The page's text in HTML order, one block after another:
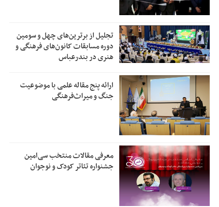
تجلیل از بر‌ترین‌های چهل و سومین
دوره مسابقات کانون‌های فرهنگی و
هنری در بندرعباس
ارائه پنج مقاله علمی با موضوعیت
جنگ و میراث‌فرهنگی
معرفی مقالات منتخب سی‌امین
جشنواره تئاتر کودک و نوجوان